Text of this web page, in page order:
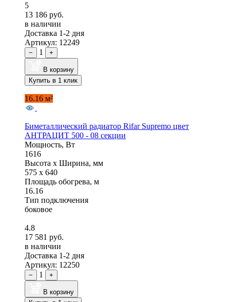
5
13 186 руб.
в наличии
Доставка 1-2 дня
Артикул: 12249
− 1 +
В корзину
Купить в 1 клик
16.16 м²
Биметаллический радиатор Rifar Supremo цвет
АНТРАЦИТ 500 - 08 секции
Мощность, Вт
1616
Высота x Ширина, мм
575 x 640
Площадь обогрева, м
16.16
Тип подключения
боковое
4.8
17 581 руб.
в наличии
Доставка 1-2 дня
Артикул: 12250
− 1 +
В корзину